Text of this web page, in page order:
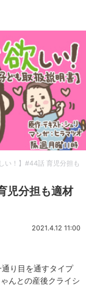
い！】#44話 育児分担も
児分担も適材
2021.4.12 11:00
り目を通すタイプ
んとの産後クライシ